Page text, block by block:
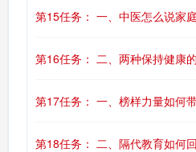
第15任务： 一、中医怎么说家
第16任务： 二、两种保持健康
第17任务： 一、榜样力量如何
第18任务： 二、隔代教育如何